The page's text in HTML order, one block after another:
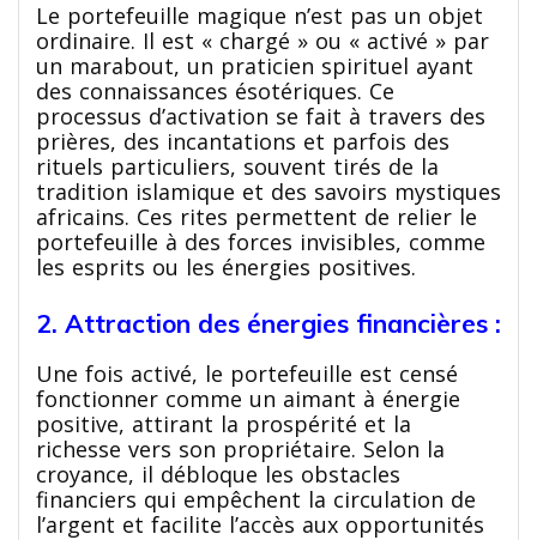
Le portefeuille magique n’est pas un objet
ordinaire. Il est « chargé » ou « activé » par
un marabout, un praticien spirituel ayant
des connaissances ésotériques. Ce
processus d’activation se fait à travers des
prières, des incantations et parfois des
rituels particuliers, souvent tirés de la
tradition islamique et des savoirs mystiques
africains. Ces rites permettent de relier le
portefeuille à des forces invisibles, comme
les esprits ou les énergies positives.
2. Attraction des énergies financières :
Une fois activé, le portefeuille est censé
fonctionner comme un aimant à énergie
positive, attirant la prospérité et la
richesse vers son propriétaire. Selon la
croyance, il débloque les obstacles
financiers qui empêchent la circulation de
l’argent et facilite l’accès aux opportunités